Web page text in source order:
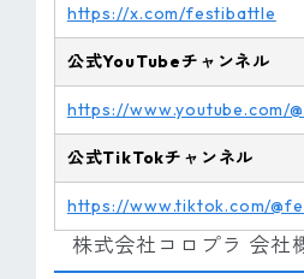
https://x.com/festibattle
公式YouTubeチャンネル
https://www.youtube.com/
公式TikTokチャンネル
https://www.tiktok.com/
株式会社コロプラ 会社